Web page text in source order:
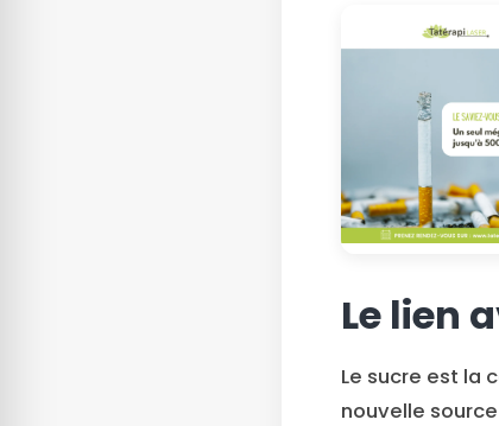
Le lien
Le sucre est la
nouvelle